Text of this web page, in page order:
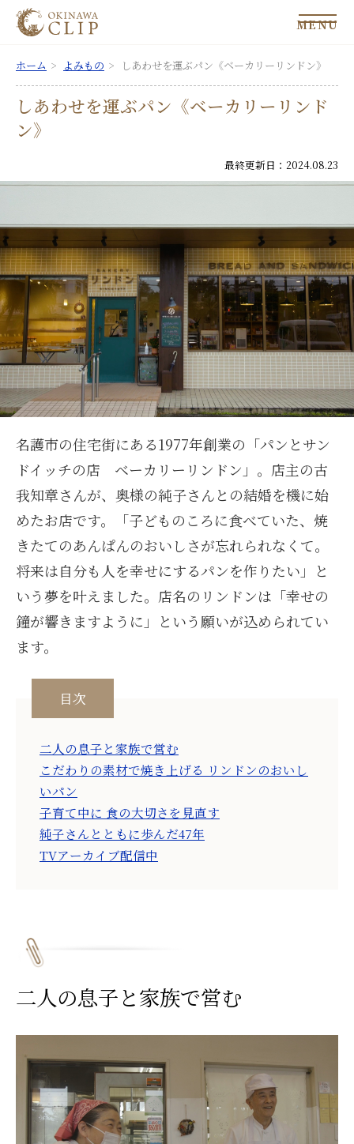
MENU
ホーム よみもの しあわせを運ぶパン《ベーカリーリンドン》
しあわせを運ぶパン《ベーカリーリンド
ン》
最終更新日：2024.08.23
名護市の住宅街にある1977年創業の「パンとサン
ドイッチの店 ベーカリーリンドン」。店主の古
我知章さんが、奥様の純子さんとの結婚を機に始
めたお店です。「子どものころに食べていた、焼
きたてのあんぱんのおいしさが忘れられなくて。
将来は自分も人を幸せにするパンを作りたい」と
いう夢を叶えました。店名のリンドンは「幸せの
鐘が響きますように」という願いが込められてい
ます。
目次
二人の息子と家族で営む
こだわりの素材で焼き上げる リンドンのおいし
いパン
子育て中に 食の大切さを見直す
純子さんとともに歩んだ47年
TVアーカイブ配信中
二人の息子と家族で営む